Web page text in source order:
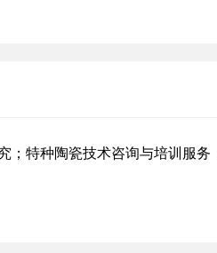
；特种陶瓷技术咨询与培训服务